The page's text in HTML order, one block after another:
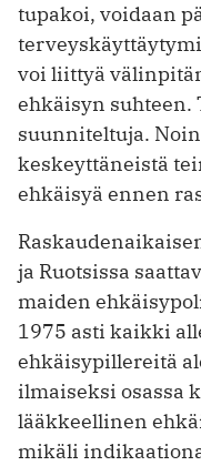
tupakoi, voidaan
voi liittyä
ehkäisyn
suunniteltuja.
keskeyttäneistä
ehkäisyä ennen
ja Ruotsissa
maiden
1975 asti kaikki
ehkäisypillereitä
ilmaiseksi osassa
lääkkeellinen
mikäli